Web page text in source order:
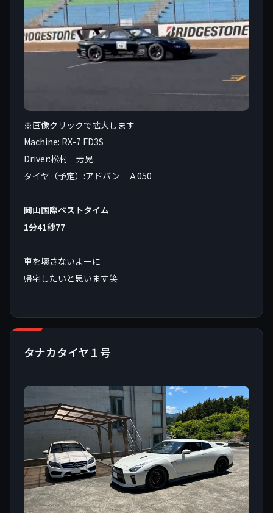
※画像クリックで拡大します
Machine: RX-7 FD3S
Driver:松村 芳晃
タイヤ（予定）:アドバン Ａ050
岡山国際ベストタイム
1分41秒77
車を壊さないよーに
帰宅したいと思います笑
タナカタイヤ１号